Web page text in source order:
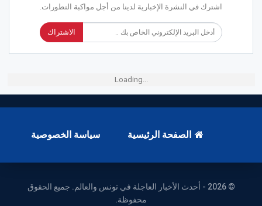
اشترك في النشرة الإخبارية لدينا من أجل مواكبة التطورات.
الاشتراك
Loading...
الصفحة الرئيسية سياسة الخصوصية
© 2026 - أحدث الأخبار العاجلة في تونس والعالم. جميع الحقوق
محفوظة.